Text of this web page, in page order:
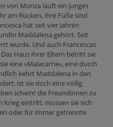
von Monza läuft ein junges
am Rücken, ihre Füße sind
hat seit vier Jahren
Maddalena gehört. Seit
wurde. Und auch Francescas
Haus ihrer Eltern betritt sie
eine »Malacarne«, eine durch
kehrt Maddalena in den
ist sie doch eine völlig
scheint die Freundinnen zu
Krieg eintritt, müssen sie sich
oder für immer getrennte